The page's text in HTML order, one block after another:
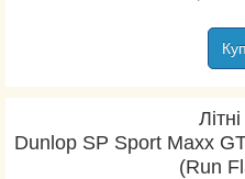
Dunlop SP Sport Maxx
(Run